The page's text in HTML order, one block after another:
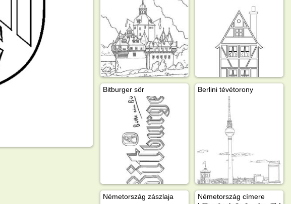
Bitburger sör Berlini tévétorony
Németország zászlaja Németország címere